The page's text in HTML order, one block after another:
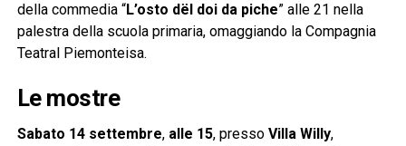
della commedia “L’osto dël doi da piche” alle 21 nella
palestra della scuola primaria, omaggiando la Compagnia
Teatral Piemonteisa.
Le mostre
Sabato 14 settembre, alle 15, presso Villa Willy,